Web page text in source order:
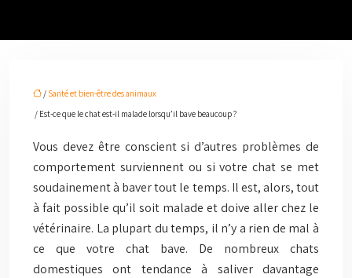
/ Santé et bien-être des animaux
/ Est-ce que le chat est-il malade lorsqu’il bave beaucoup ?
Vous devez être conscient si d’autres problèmes de
comportement surviennent ou si votre chat se met
soudainement à baver tout le temps. Il est, alors, tout
à fait possible qu’il soit malade et doive aller chez le
vétérinaire. La plupart du temps, il n’y a rien de mal à
ce que votre chat bave. De nombreux chats
domestiques ont tendance à saliver davantage